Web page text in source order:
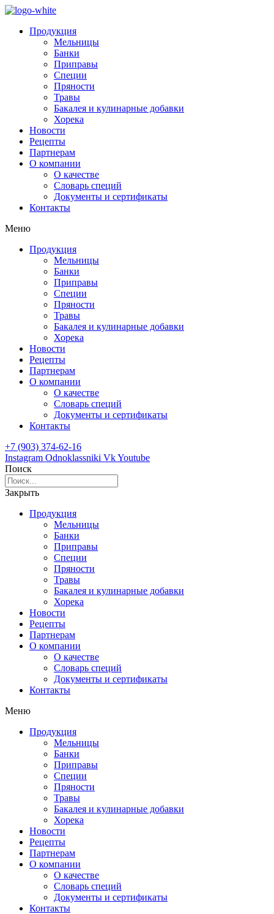
Продукция
Мельницы
Банки
Приправы
Специи
Пряности
Травы
Бакалея и кулинарные добавки
Хорека
Новости
Рецепты
Партнерам
О компании
О качестве
Словарь специй
Документы и сертификаты
Контакты
Меню
Продукция
Мельницы
Банки
Приправы
Специи
Пряности
Травы
Бакалея и кулинарные добавки
Хорека
Новости
Рецепты
Партнерам
О компании
О качестве
Словарь специй
Документы и сертификаты
Контакты
+7 (903) 374-62-16
Instagram Odnoklassniki VkYoutube
Поиск
Закрыть
Продукция
Мельницы
Банки
Приправы
Специи
Пряности
Травы
Бакалея и кулинарные добавки
Хорека
Новости
Рецепты
Партнерам
О компании
О качестве
Словарь специй
Документы и сертификаты
Контакты
Меню
Продукция
Мельницы
Банки
Приправы
Специи
Пряности
Травы
Бакалея и кулинарные добавки
Хорека
Новости
Рецепты
Партнерам
О компании
О качестве
Словарь специй
Документы и сертификаты
Контакты